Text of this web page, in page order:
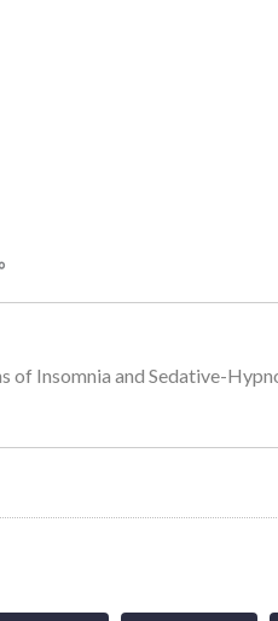
of Insomnia and Sedative-